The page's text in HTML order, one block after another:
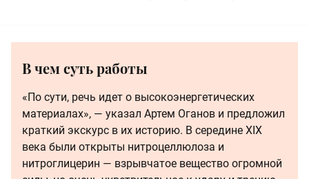
В чем суть работы
«По сути, речь идет о высокоэнергетических
материалах», — указал Артем Оганов и предложил
краткий экскурс в их историю. В середине XIX
века были открыты нитроцеллюлоза и
нитроглицерин — взрывчатое вещество огромной